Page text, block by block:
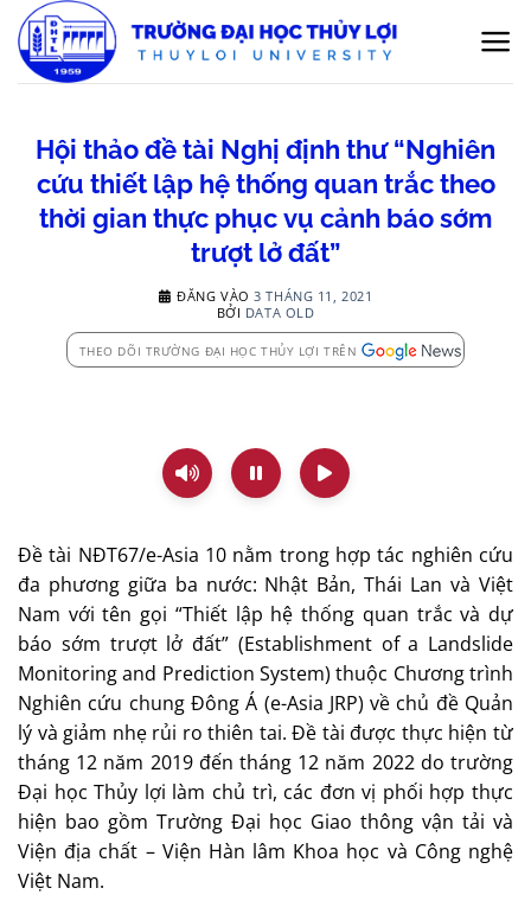
qua
nội
Hội thảo đề tài Nghị định thư “Nghiên
cứu thiết lập hệ thống quan trắc theo
thời gian thực phục vụ cảnh báo sớm
trượt lở đất”
ĐĂNG VÀO3 THÁNG 11, 2021
BỞI DATA OLD
THEO DÕI TRƯỜNG ĐẠI HỌC THỦY LỢI TRÊN
Đề tài NĐT67/e-Asia 10 nằm trong hợp tác nghiên cứu
đa phương giữa ba nước: Nhật Bản, Thái Lan và Việt
Nam với tên gọi “Thiết lập hệ thống quan trắc và dự
báo sớm trượt lở đất” (Establishment of a Landslide
Monitoring and Prediction System) thuộc Chương trình
Nghiên cứu chung Đông Á (e-Asia JRP) về chủ đề Quản
lý và giảm nhẹ rủi ro thiên tai. Đề tài được thực hiện từ
tháng 12 năm 2019 đến tháng 12 năm 2022 do trường
Đại học Thủy lợi làm chủ trì, các đơn vị phối hợp thực
hiện bao gồm Trường Đại học Giao thông vận tải và
Viện địa chất – Viện Hàn lâm Khoa học và Công nghệ
Việt Nam.